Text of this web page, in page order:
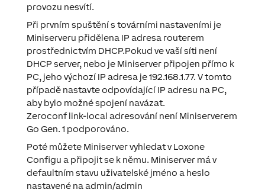
provozu nesvítí.
Při prvním spuštění s továrními nastaveními je
Miniserveru přidělena IP adresa routerem
prostřednictvím DHCP.Pokud ve vaší síti není
DHCP server, nebo je Miniserver připojen přímo k
PC, jeho výchozí IP adresa je 192.168.1.77. V tomto
případě nastavte odpovídající IP adresu na PC,
aby bylo možné spojení navázat.
Zeroconf link-local adresování není Miniserverem
Go Gen. 1 podporováno.
Poté můžete Miniserver vyhledat v Loxone
Configu a připojit se k němu. Miniserver má v
defaultním stavu uživatelské jméno a heslo
nastavené na admin/admin